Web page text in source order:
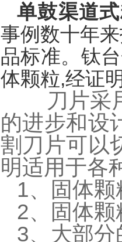
单鼓渠道
事例数十年
品标准。钛
体颗粒,经证
刀片采
的进步和设
割刀片可以
明适用于各
1、固体
2、固体
3、大部